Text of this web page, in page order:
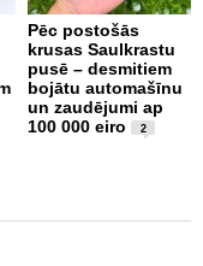
Pēc postošās
krusas Saulkrastu
pusē – desmitiem
bojātu automašīnu
un zaudējumi ap
100 000 eiro
2